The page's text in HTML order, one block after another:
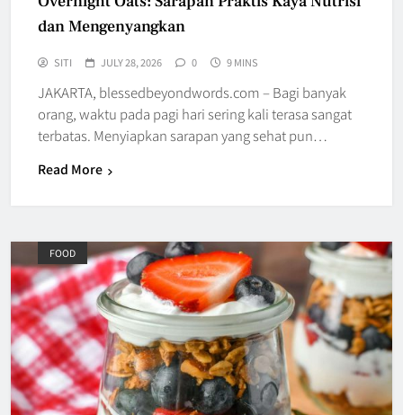
dan Mengenyangkan
SITI JULY 28, 2026 0 9 MINS
JAKARTA, blessedbeyondwords.com – Bagi banyak
orang, waktu pada pagi hari sering kali terasa sangat
terbatas. Menyiapkan sarapan yang sehat pun…
Read More
FOOD